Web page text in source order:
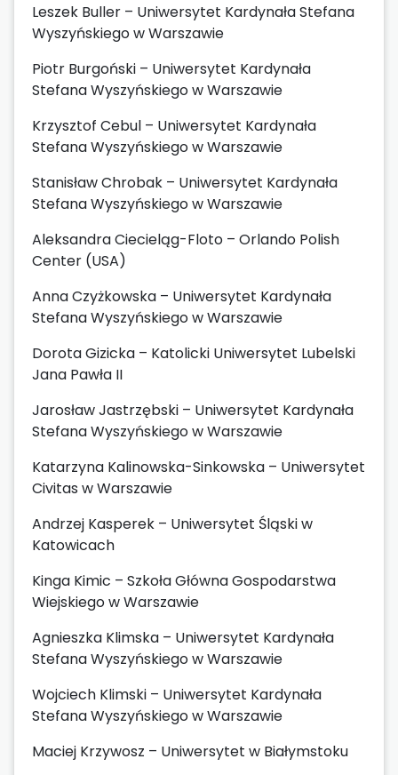
Leszek Buller – Uniwersytet Kardynała Stefana
Wyszyńskiego w Warszawie
Piotr Burgoński – Uniwersytet Kardynała
Stefana Wyszyńskiego w Warszawie
Krzysztof Cebul – Uniwersytet Kardynała
Stefana Wyszyńskiego w Warszawie
Stanisław Chrobak – Uniwersytet Kardynała
Stefana Wyszyńskiego w Warszawie
Aleksandra Ciecieląg-Floto – Orlando Polish
Center (USA)
Anna Czyżkowska – Uniwersytet Kardynała
Stefana Wyszyńskiego w Warszawie
Dorota Gizicka – Katolicki Uniwersytet Lubelski
Jana Pawła II
Jarosław Jastrzębski – Uniwersytet Kardynała
Stefana Wyszyńskiego w Warszawie
Katarzyna Kalinowska-Sinkowska – Uniwersytet
Civitas w Warszawie
Andrzej Kasperek – Uniwersytet Śląski w
Katowicach
Kinga Kimic – Szkoła Główna Gospodarstwa
Wiejskiego w Warszawie
Agnieszka Klimska – Uniwersytet Kardynała
Stefana Wyszyńskiego w Warszawie
Wojciech Klimski – Uniwersytet Kardynała
Stefana Wyszyńskiego w Warszawie
Maciej Krzywosz – Uniwersytet w Białymstoku